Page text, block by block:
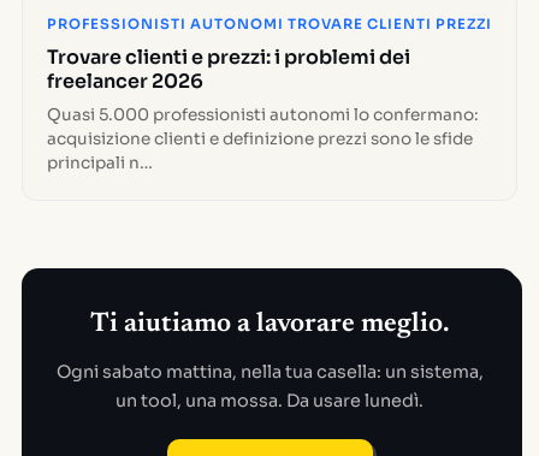
PROFESSIONISTI AUTONOMI TROVARE CLIENTI PREZZI
Trovare clienti e prezzi: i problemi dei
freelancer 2026
Quasi 5.000 professionisti autonomi lo confermano:
acquisizione clienti e definizione prezzi sono le sfide
principali n…
Ti aiutiamo a lavorare meglio.
Ogni sabato mattina, nella tua casella: un sistema,
un tool, una mossa. Da usare lunedì.